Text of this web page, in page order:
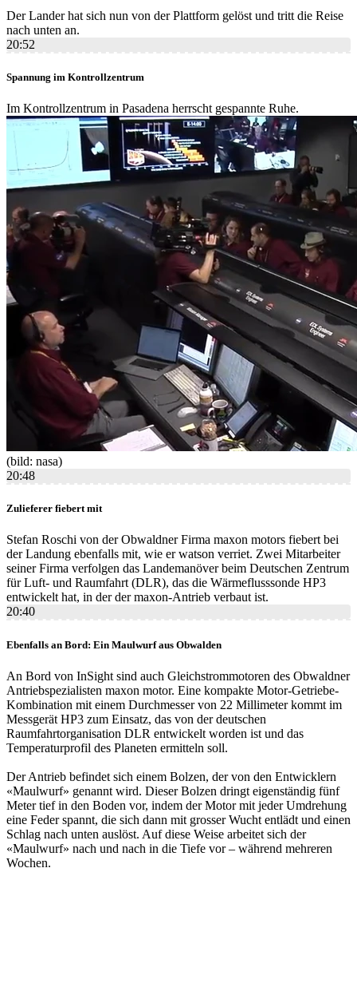
Der Lander hat sich nun von der Plattform gelöst und tritt die Reise
nach unten an.
20:52
Spannung im Kontrollzentrum
Im Kontrollzentrum in Pasadena herrscht gespannte Ruhe.
(bild: nasa)
20:48
Zulieferer fiebert mit
Stefan Roschi von der Obwaldner Firma maxon motors fiebert bei
der Landung ebenfalls mit, wie er watson verriet. Zwei Mitarbeiter
seiner Firma verfolgen das Landemanöver beim Deutschen Zentrum
für Luft- und Raumfahrt (DLR), das die Wärmeflusssonde HP3
entwickelt hat, in der der maxon-Antrieb verbaut ist.
20:40
Ebenfalls an Bord: Ein Maulwurf aus Obwalden
An Bord von InSight sind auch Gleichstrommotoren des Obwaldner
Antriebspezialisten maxon motor. Eine kompakte Motor-Getriebe-
Kombination mit einem Durchmesser von 22 Millimeter kommt im
Messgerät HP3 zum Einsatz, das von der deutschen
Raumfahrtorganisation DLR entwickelt worden ist und das
Temperaturprofil des Planeten ermitteln soll.
Der Antrieb befindet sich einem Bolzen, der von den Entwicklern
«Maulwurf» genannt wird. Dieser Bolzen dringt eigenständig fünf
Meter tief in den Boden vor, indem der Motor mit jeder Umdrehung
eine Feder spannt, die sich dann mit grosser Wucht entlädt und einen
Schlag nach unten auslöst. Auf diese Weise arbeitet sich der
«Maulwurf» nach und nach in die Tiefe vor – während mehreren
Wochen.